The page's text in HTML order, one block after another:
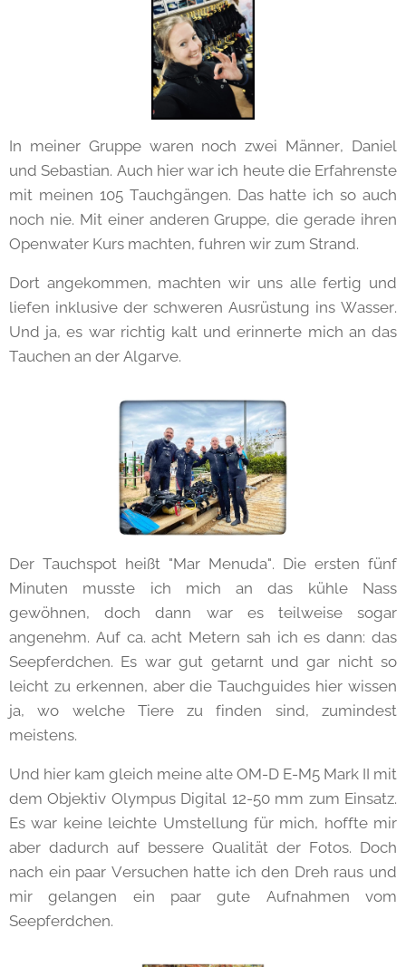
In meiner Gruppe waren noch zwei Männer, Daniel
und Sebastian. Auch hier war ich heute die Erfahrenste
mit meinen 105 Tauchgängen. Das hatte ich so auch
noch nie. Mit einer anderen Gruppe, die gerade ihren
Openwater Kurs machten, fuhren wir zum Strand.
Dort angekommen, machten wir uns alle fertig und
liefen inklusive der schweren Ausrüstung ins Wasser.
Und ja, es war richtig kalt und erinnerte mich an das
Tauchen an der Algarve.
Der Tauchspot heißt "Mar Menuda". Die ersten fünf
Minuten musste ich mich an das kühle Nass
gewöhnen, doch dann war es teilweise sogar
angenehm. Auf ca. acht Metern sah ich es dann: das
Seepferdchen. Es war gut getarnt und gar nicht so
leicht zu erkennen, aber die Tauchguides hier wissen
ja, wo welche Tiere zu finden sind, zumindest
meistens.
Und hier kam gleich meine alte OM-D E-M5 Mark II mit
dem Objektiv Olympus Digital 12-50 mm zum Einsatz.
Es war keine leichte Umstellung für mich, hoffte mir
aber dadurch auf bessere Qualität der Fotos. Doch
nach ein paar Versuchen hatte ich den Dreh raus und
mir gelangen ein paar gute Aufnahmen vom
Seepferdchen.